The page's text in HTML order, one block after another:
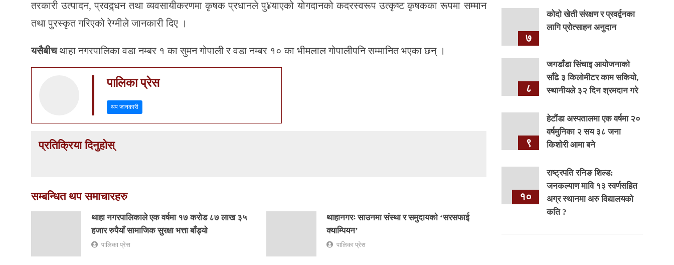
तरकारी उत्पादन, प्रवद्र्धन तथा व्यवसायीकरणमा कृषक प्रधानले पु¥याएको योगदानको कदरस्वरूप उत्कृष्ट कृषकका रूपमा सम्मान
तथा पुरस्कृत गरिएको रेग्मीले जानकारी दिए ।
यसैबीचथाहा नगरपालिका वडा नम्बर १ का सुमन गोपाली र वडा नम्बर १० का भीमलाल गोपालीपनि सम्मानित भएका छन् ।
पालिका प्रेस
थप जानकारी
प्रतिक्रिया दिनुहोस्
सम्बन्धित थप समाचारहरु
थाहा नगरपालिकाले एक वर्षमा १७ करोड ८७ लाख ३५
हजार रुपैयाँ सामाजिक सुरक्षा भत्ता बाँड्यो
पालिका प्रेस
थाहानगरः साउनमा संस्था र समुदायको ‘सरसफाई
क्याम्पियन’
पालिका प्रेस
७
कोदो खेती संरक्षण र प्रवर्द्वनका
लागि प्रोत्साहन अनुदान
८
जगडाँडा सिंचाइ आयोजनाको
साँढे ३ किलोमीटर काम सकियो,
स्थानीयले ३२ दिन श्रमदान गरे
९
हेटौंडा अस्पतालमा एक वर्षमा २०
वर्षमुनिका २ सय ३८ जना
किशोरी आमा बने
१०
राष्ट्रपति रनिङ शिल्ड:
जनकल्याण मावि १३ स्वर्णसहित
अग्र स्थानमा अरु विद्यालयको
कति ?